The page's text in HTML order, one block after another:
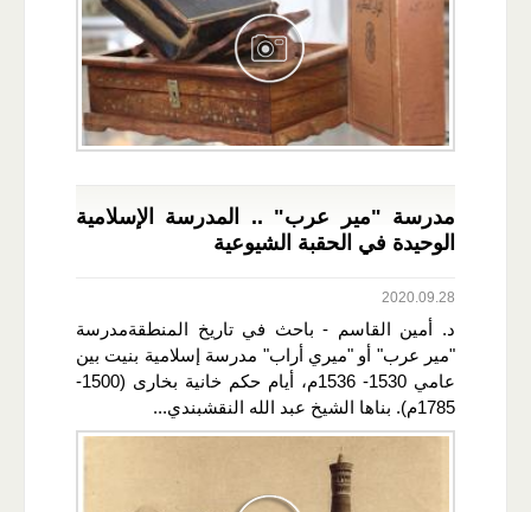
مدرسة "مير عرب" .. المدرسة الإسلامية
الوحيدة في الحقبة الشيوعية
2020.09.28
د. أمين القاسم - باحث في تاريخ المنطقةمدرسة
"مير عرب" أو "ميري أراب" مدرسة إسلامية بنيت بين
عامي 1530- 1536م، أيام حكم خانية بخارى (1500-
1785م). بناها الشيخ عبد الله النقشبندي...